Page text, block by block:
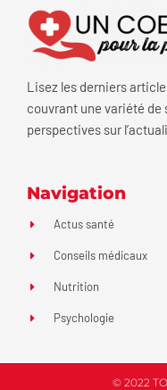
Lisez les derniers
couvrant une variété de
perspectives sur
Navigation
Actus santé
Conseils médicaux
Nutrition
Psychologie
© 2022